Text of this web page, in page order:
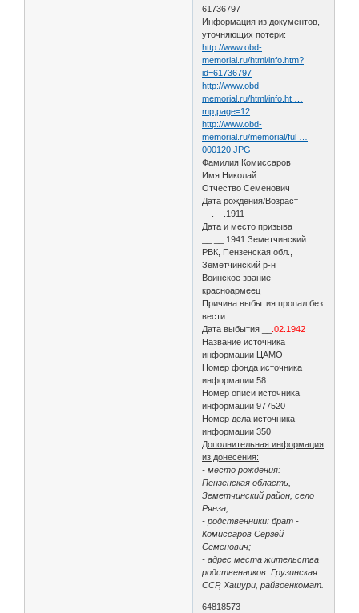
61736797
Информация из документов,
уточняющих потери:
http://www.obd-
memorial.ru/html/info.htm?
id=61736797
http://www.obd-
memorial.ru/html/info.ht …
mp;page=12
http://www.obd-
memorial.ru/memorial/ful …
000120.JPG
Фамилия Комиссаров
Имя Николай
Отчество Семенович
Дата рождения/Возраст
__.__.1911
Дата и место призыва
__.__.1941 Земетчинский
РВК, Пензенская обл.,
Земетчинский р-н
Воинское звание
красноармеец
Причина выбытия пропал без
вести
Дата выбытия __
.02.1942
Название источника
информации ЦАМО
Номер фонда источника
информации 58
Номер описи источника
информации 977520
Номер дела источника
информации 350
Дополнительная информация
из донесения:
- место рождения:
Пензенская область,
Земетчинский район, село
Рянза;
- родственники: брат -
Комиссаров Сергей
Семенович;
- адрес места жительства
родственников: Грузинская
ССР, Хашури, райвоенкомат.
64818573